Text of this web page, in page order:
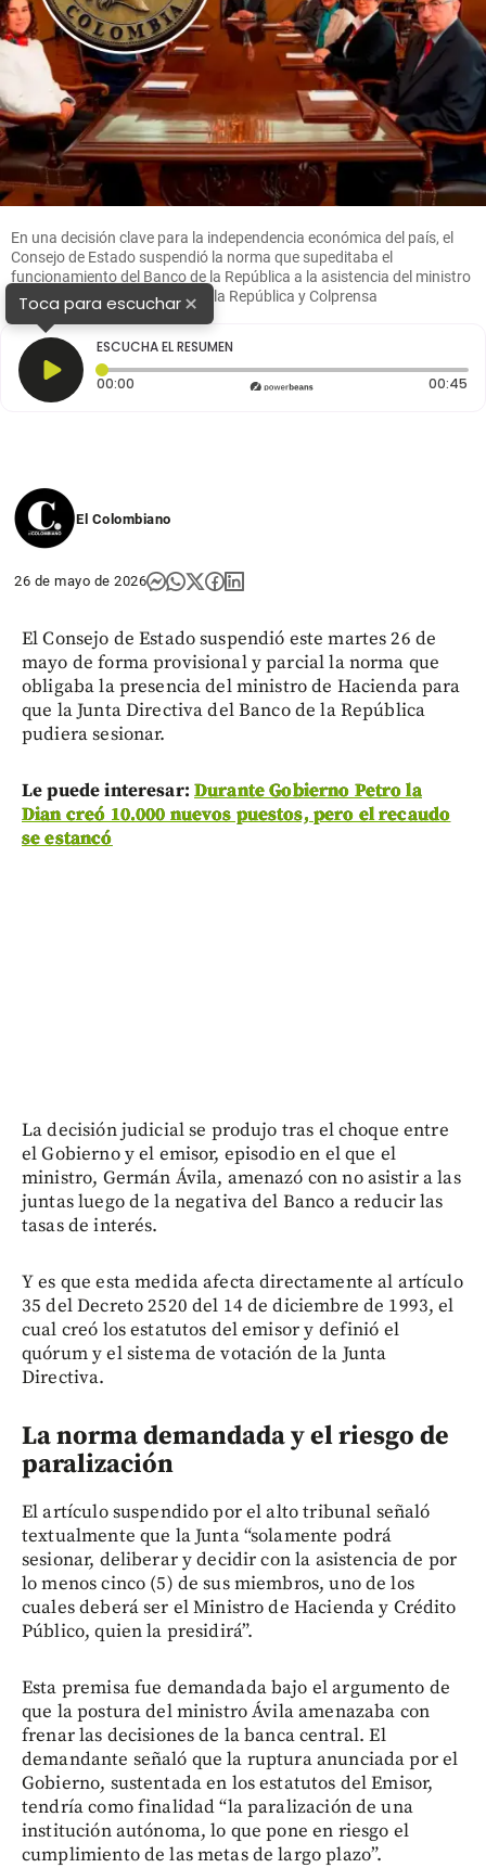
En una decisión clave para la independencia económica del país, el
Consejo de Estado suspendió la norma que supeditaba el
funcionamiento del Banco de la República a la asistencia del ministro
de Hacienda. FOTO: Banco de la República y Colprensa
Toca para escuchar×
ESCUCHA EL RESUMEN
00:00 Tiempo transcurrido: 0 segundos 00:45
El Colombiano
26 de mayo de 2026
El Consejo de Estado suspendió este martes 26 de
mayo de forma provisional y parcial la norma que
obligaba la presencia del ministro de Hacienda para
que la Junta Directiva del Banco de la República
pudiera sesionar.
Le puede interesar: Durante Gobierno Petro la
Dian creó 10.000 nuevos puestos, pero el recaudo
se estancó
La decisión judicial se produjo tras el choque entre
el Gobierno y el emisor, episodio en el que el
ministro, Germán Ávila, amenazó con no asistir a las
juntas luego de la negativa del Banco a reducir las
tasas de interés.
Y es que esta medida afecta directamente al artículo
35 del Decreto 2520 del 14 de diciembre de 1993, el
cual creó los estatutos del emisor y definió el
quórum y el sistema de votación de la Junta
Directiva.
La norma demandada y el riesgo de
paralización
El artículo suspendido por el alto tribunal señaló
textualmente que la Junta “solamente podrá
sesionar, deliberar y decidir con la asistencia de por
lo menos cinco (5) de sus miembros, uno de los
cuales deberá ser el Ministro de Hacienda y Crédito
Público, quien la presidirá”.
Esta premisa fue demandada bajo el argumento de
que la postura del ministro Ávila amenazaba con
frenar las decisiones de la banca central. El
demandante señaló que la ruptura anunciada por el
Gobierno, sustentada en los estatutos del Emisor,
tendría como finalidad “la paralización de una
institución autónoma, lo que pone en riesgo el
cumplimiento de las metas de largo plazo”.